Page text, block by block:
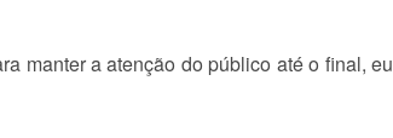
manter a atenção do público até o final, eu